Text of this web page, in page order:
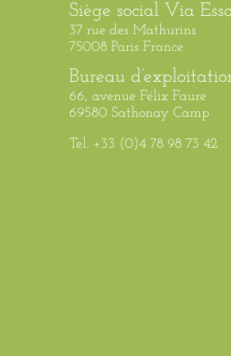
Siège social Via
37 rue des Mathurins
75008 Paris France
Bureau
66, avenue Félix Faure
69580 Sathonay Camp
Tel. +33 (0)4 78 98 73 42